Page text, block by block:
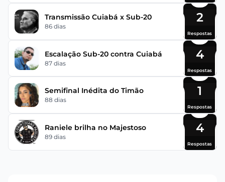
Transmissão Cuiabá x Sub-20
86 dias
2
Respostas
Escalação Sub-20 contra Cuiabá
87 dias
4
Respostas
Semifinal Inédita do Timão
88 dias
1
Respostas
Raniele brilha no Majestoso
89 dias
4
Respostas